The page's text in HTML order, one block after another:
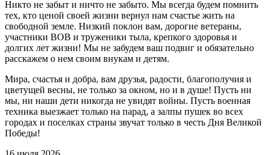
Никто не забыт и ничто не забыто. Мы всегда будем помнить
тех, кто ценой своей жизни вернул нам счастье жить на
свободной земле. Низкий поклон вам, дорогие ветераны,
участники ВОВ и труженики тыла, крепкого здоровья и
долгих лет жизни! Мы не забудем ваш подвиг и обязательно
расскажем о нем своим внукам и детям.
Мира, счастья и добра, вам друзья, радости, благополучия и
цветущей весны, не только за окном, но и в душе! Пусть ни
мы, ни наши дети никогда не увидят войны. Пусть военная
техника выезжает только на парад, а залпы пушек во всех
городах и поселках страны звучат только в честь Дня Великой
Победы!